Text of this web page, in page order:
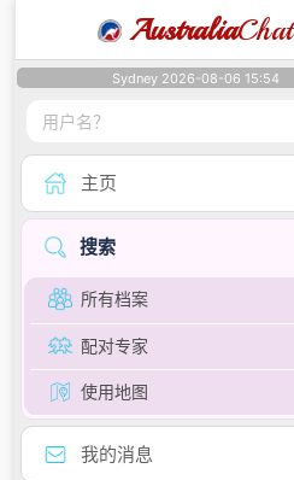
AustraliaChat
Sydney 2026-08-06 15:54
主页
搜索
所有档案
配对专家
使用地图
我的消息